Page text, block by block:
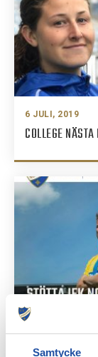
Samtycke
6 JULI, 2019
COLLEGE
5 JULI, 2019